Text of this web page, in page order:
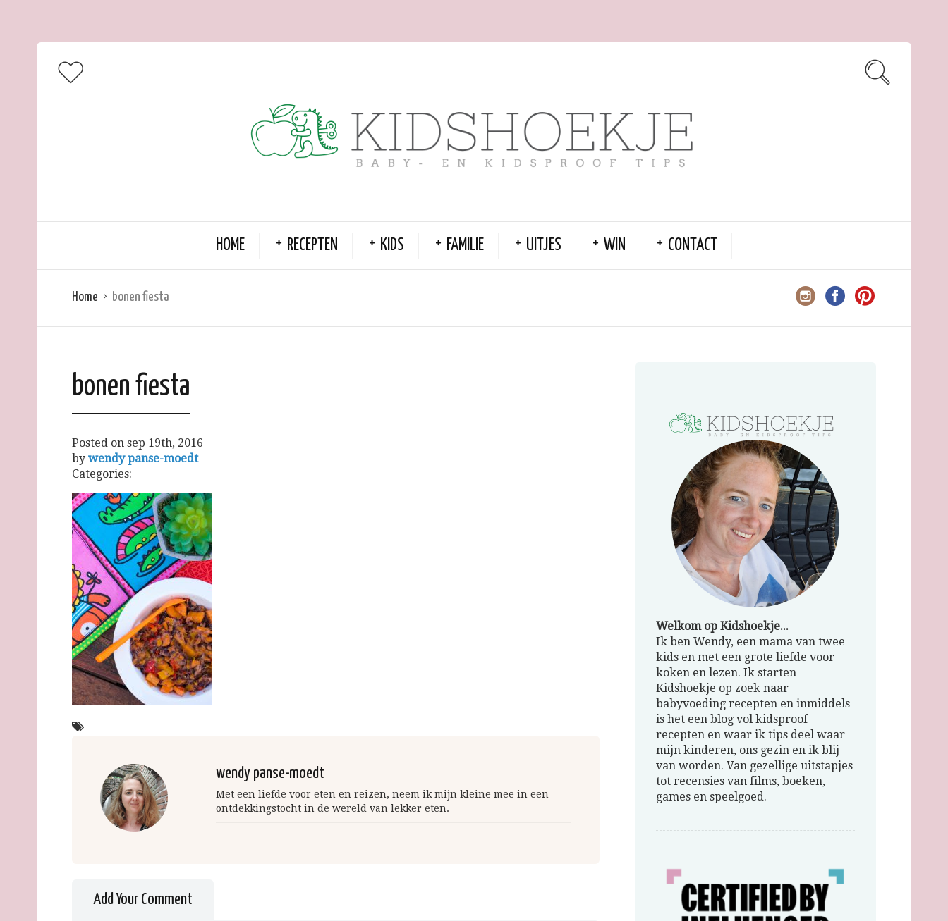
HOME RECEPTEN KIDS FAMILIE UITJES WIN CONTACT
Home bonen fiesta
bonen fiesta
Posted on sep 19th, 2016
by wendy panse-moedt
Categories:
wendy panse-moedt
Met een liefde voor eten en reizen, neem ik mijn kleine mee in een
ontdekkingstocht in de wereld van lekker eten.
Add Your Comment
Welkom op Kidshoekje...
Ik ben Wendy, een mama van twee
kids en met een grote liefde voor
koken en lezen. Ik starten
Kidshoekje op zoek naar
babyvoeding recepten en inmiddels
is het een blog vol kidsproof
recepten en waar ik tips deel waar
mijn kinderen, ons gezin en ik blij
van worden. Van gezellige uitstapjes
tot recensies van films, boeken,
games en speelgoed.